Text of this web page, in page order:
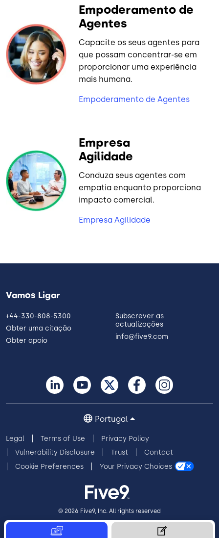
Empoderamento de
Agentes
Capacite os seus agentes para
que possam concentrar-se em
proporcionar uma experiência
mais humana.
Empoderamento de Agentes
Empresa
Agilidade
Conduza seus agentes com
empatia enquanto proporciona
impacto comercial.
Empresa Agilidade
Vamos Ligar
+44-330-808-5300
Obter uma citação
Obter apoio
Subscrever as
actualizações
info@five9.com
Legal Terms of Use
Privacy Policy
Vulnerability Disclosure
Trust
Contact
Cookie Preferences
Your Privacy Choices
Portugal
© 2026 Five9, Inc. All rights reserved